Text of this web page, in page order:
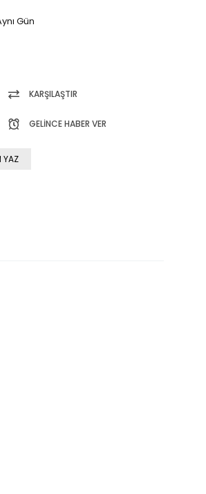
Gün
KARŞILAŞTIR
GELINCE HABER VER
YAZ